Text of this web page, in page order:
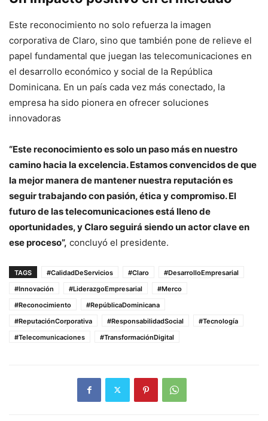
Este reconocimiento no solo refuerza la imagen
corporativa de Claro, sino que también pone de relieve el
papel fundamental que juegan las telecomunicaciones en
el desarrollo económico y social de la República
Dominicana. En un país cada vez más conectado, la
empresa ha sido pionera en ofrecer soluciones
innovadoras
“Este reconocimiento es solo un paso más en nuestro
camino hacia la excelencia. Estamos convencidos de que
la mejor manera de mantener nuestra reputación es
seguir trabajando con pasión, ética y compromiso. El
futuro de las telecomunicaciones está lleno de
oportunidades, y Claro seguirá siendo un actor clave en
ese proceso”, concluyó el presidente.
TAGS #CalidadDeServicios #Claro
#DesarrolloEmpresarial
#Innovación
#LiderazgoEmpresarial
#Merco
#Reconocimiento
#RepúblicaDominicana
#ReputaciónCorporativa
#ResponsabilidadSocial
#Tecnología
#Telecomunicaciones
#TransformaciónDigital